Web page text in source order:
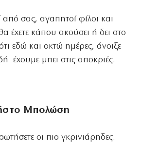
σας, αγαπητοί φίλοι και
έχετε κάπου ακούσει ή δει στο
εδώ και οκτώ ημέρες, άνοιξε
έχουμε μπει στις αποκριές.
Μπολώση
οι πιο γκρινιάρηδες.